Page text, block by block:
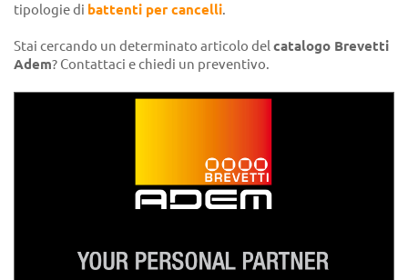
tipologie di battenti per cancelli.
Stai cercando un determinato articolo del catalogo Brevetti
Adem? Contattaci e chiedi un preventivo.